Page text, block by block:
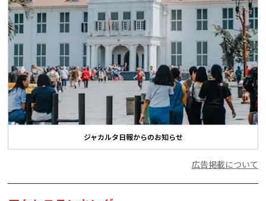
ジャカルタ日報からのお知らせ
広告掲載について